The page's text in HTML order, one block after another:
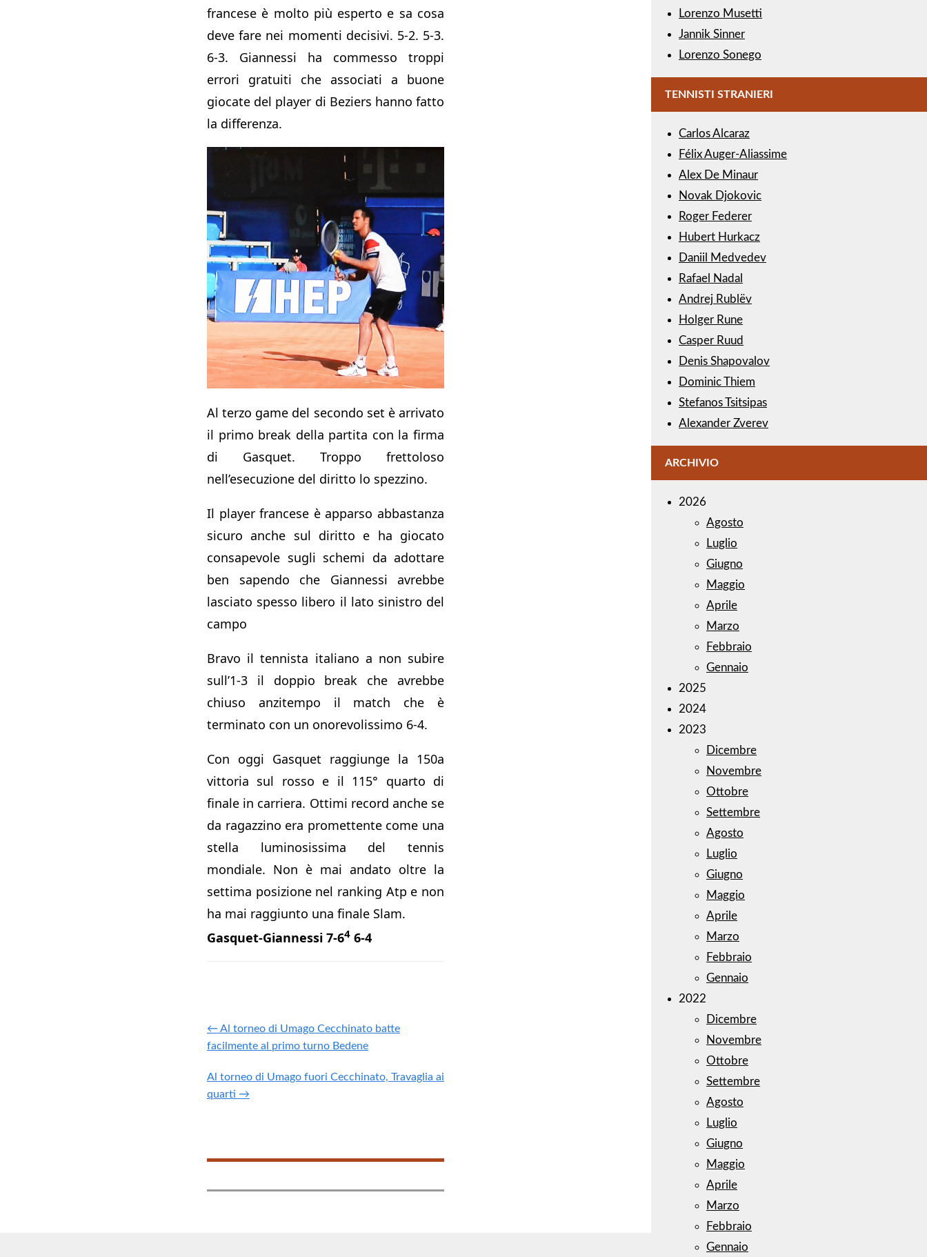
francese è molto più esperto e sa cosa
deve fare nei momenti decisivi. 5-2. 5-3.
6-3. Giannessi ha commesso troppi
errori gratuiti che associati a buone
giocate del player di Beziers hanno fatto
la differenza.
Al terzo game del secondo set è arrivato
il primo break della partita con la firma
di Gasquet. Troppo frettoloso
nell’esecuzione del diritto lo spezzino.
Il player francese è apparso abbastanza
sicuro anche sul diritto e ha giocato
consapevole sugli schemi da adottare
ben sapendo che Giannessi avrebbe
lasciato spesso libero il lato sinistro del
campo
Bravo il tennista italiano a non subire
sull’1-3 il doppio break che avrebbe
chiuso anzitempo il match che è
terminato con un onorevolissimo 6-4.
Con oggi Gasquet raggiunge la 150a
vittoria sul rosso e il 115° quarto di
finale in carriera. Ottimi record anche se
da ragazzino era promettente come una
stella luminosissima del tennis
mondiale. Non è mai andato oltre la
settima posizione nel ranking Atp e non
ha mai raggiunto una finale Slam.
Gasquet-Giannessi 7-64 6-4
← Al torneo di Umago Cecchinato batte
facilmente al primo turno Bedene
Al torneo di Umago fuori Cecchinato, Travaglia ai
quarti →
Lorenzo Musetti
Jannik Sinner
Lorenzo Sonego
TENNISTI STRANIERI
Carlos Alcaraz
Félix Auger-Aliassime
Alex De Minaur
Novak Djokovic
Roger Federer
Hubert Hurkacz
Daniil Medvedev
Rafael Nadal
Andrej Rublëv
Holger Rune
Casper Ruud
Denis Shapovalov
Dominic Thiem
Stefanos Tsitsipas
Alexander Zverev
ARCHIVIO
2026
Agosto
Luglio
Giugno
Maggio
Aprile
Marzo
Febbraio
Gennaio
2025
2024
2023
Dicembre
Novembre
Ottobre
Settembre
Agosto
Luglio
Giugno
Maggio
Aprile
Marzo
Febbraio
Gennaio
2022
Dicembre
Novembre
Ottobre
Settembre
Agosto
Luglio
Giugno
Maggio
Aprile
Marzo
Febbraio
Gennaio